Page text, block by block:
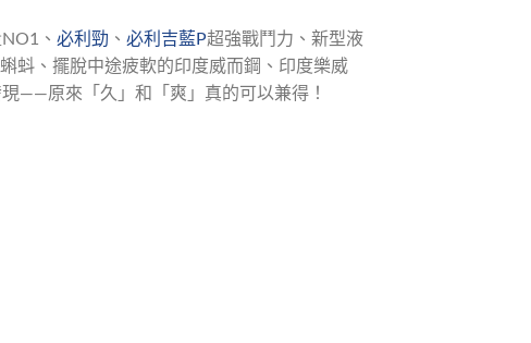
、 必利勁 、 必利吉藍P超強戰鬥力、新型液
蚪、擺脫中途疲軟的印度威而鋼、印度樂威
——原來「久」和「爽」真的可以兼得！